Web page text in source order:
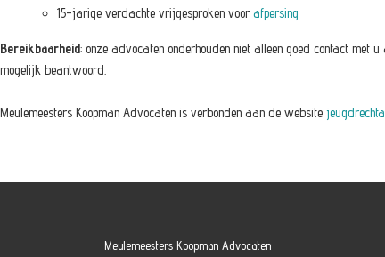
15-jarige verdachte vrijgesproken voor afpersing
Bereikbaarheid: onze advocaten onderhouden niet alleen goed contact
mogelijk beantwoord.
Meulemeesters Koopman Advocaten is verbonden aan de website
Meulemeesters Koopman Advocaten